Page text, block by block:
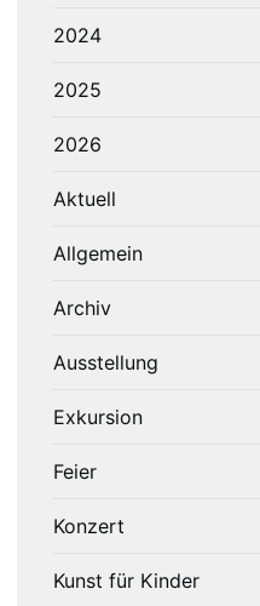
2024
2025
2026
Aktuell
Allgemein
Archiv
Ausstellung
Exkursion
Feier
Konzert
Kunst für Kinder